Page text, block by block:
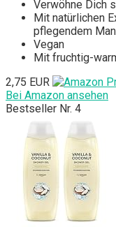
Verwöhne Dich
Mit natürlichen
pflegendem
Vegan
Mit fruchtig-
2,75 EUR
Bei Amazon ansehen
Bestseller Nr. 4